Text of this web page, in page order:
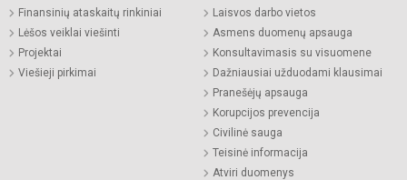
Finansinių ataskaitų rinkiniai
Lėšos veiklai viešinti
Projektai
Viešieji pirkimai
Laisvos darbo vietos
Asmens duomenų apsauga
Konsultavimasis su visuomene
Dažniausiai užduodami klausimai
Pranešėjų apsauga
Korupcijos prevencija
Civilinė sauga
Teisinė informacija
Atviri duomenys